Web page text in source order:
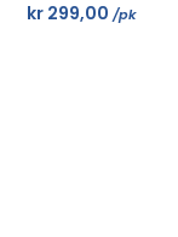
kr 299,00 /pk